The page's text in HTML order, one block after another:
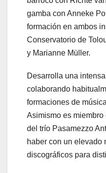
gamba con Anneke
formación en ambos
Conservatorio de
y Marianne Müller.
Desarrolla una
colaborando
formaciones de
Asimismo es
del trío Pasamezzo
haber con un elevado
discográficos para